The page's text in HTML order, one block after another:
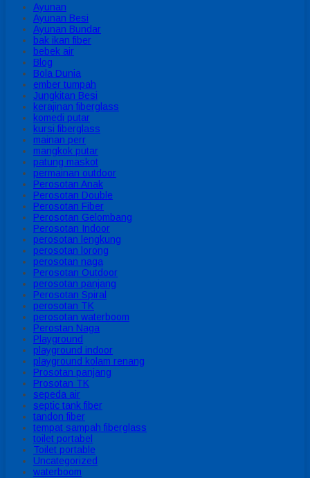
Ayunan
Ayunan Besi
Ayunan Bundar
bak ikan fiber
bebek air
Blog
Bola Dunia
ember tumpah
Jungkitan Besi
kerajinan fiberglass
komedi putar
kursi fiberglass
mainan perr
mangkok putar
patung maskot
permainan outdoor
Perosotan Anak
Perosotan Double
Perosotan Fiber
Perosotan Gelombang
Perosotan Indoor
perosotan lengkung
perosotan lorong
perosotan naga
Perosotan Outdoor
perosotan panjang
Perosotan Spiral
perosotan TK
perosotan waterboom
Perostan Naga
Playground
playground indoor
playground kolam renang
Prosotan panjang
Prosotan TK
sepeda air
septic tank fiber
tandon fiber
tempat sampah fiberglass
toilet portabel
Toilet portable
Uncategorized
waterboom